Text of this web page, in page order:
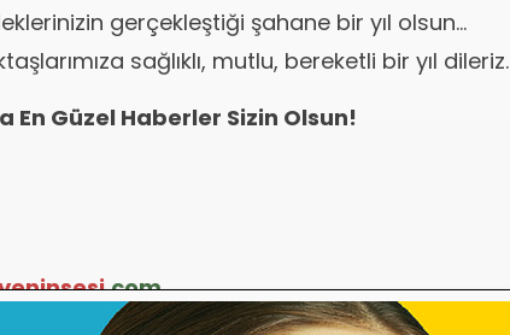
gerçekleştiği şahane bir yıl olsun…
sağlıklı, mutlu, bereketli bir yıl dileriz.
En Güzel Haberler Sizin Olsun!
com